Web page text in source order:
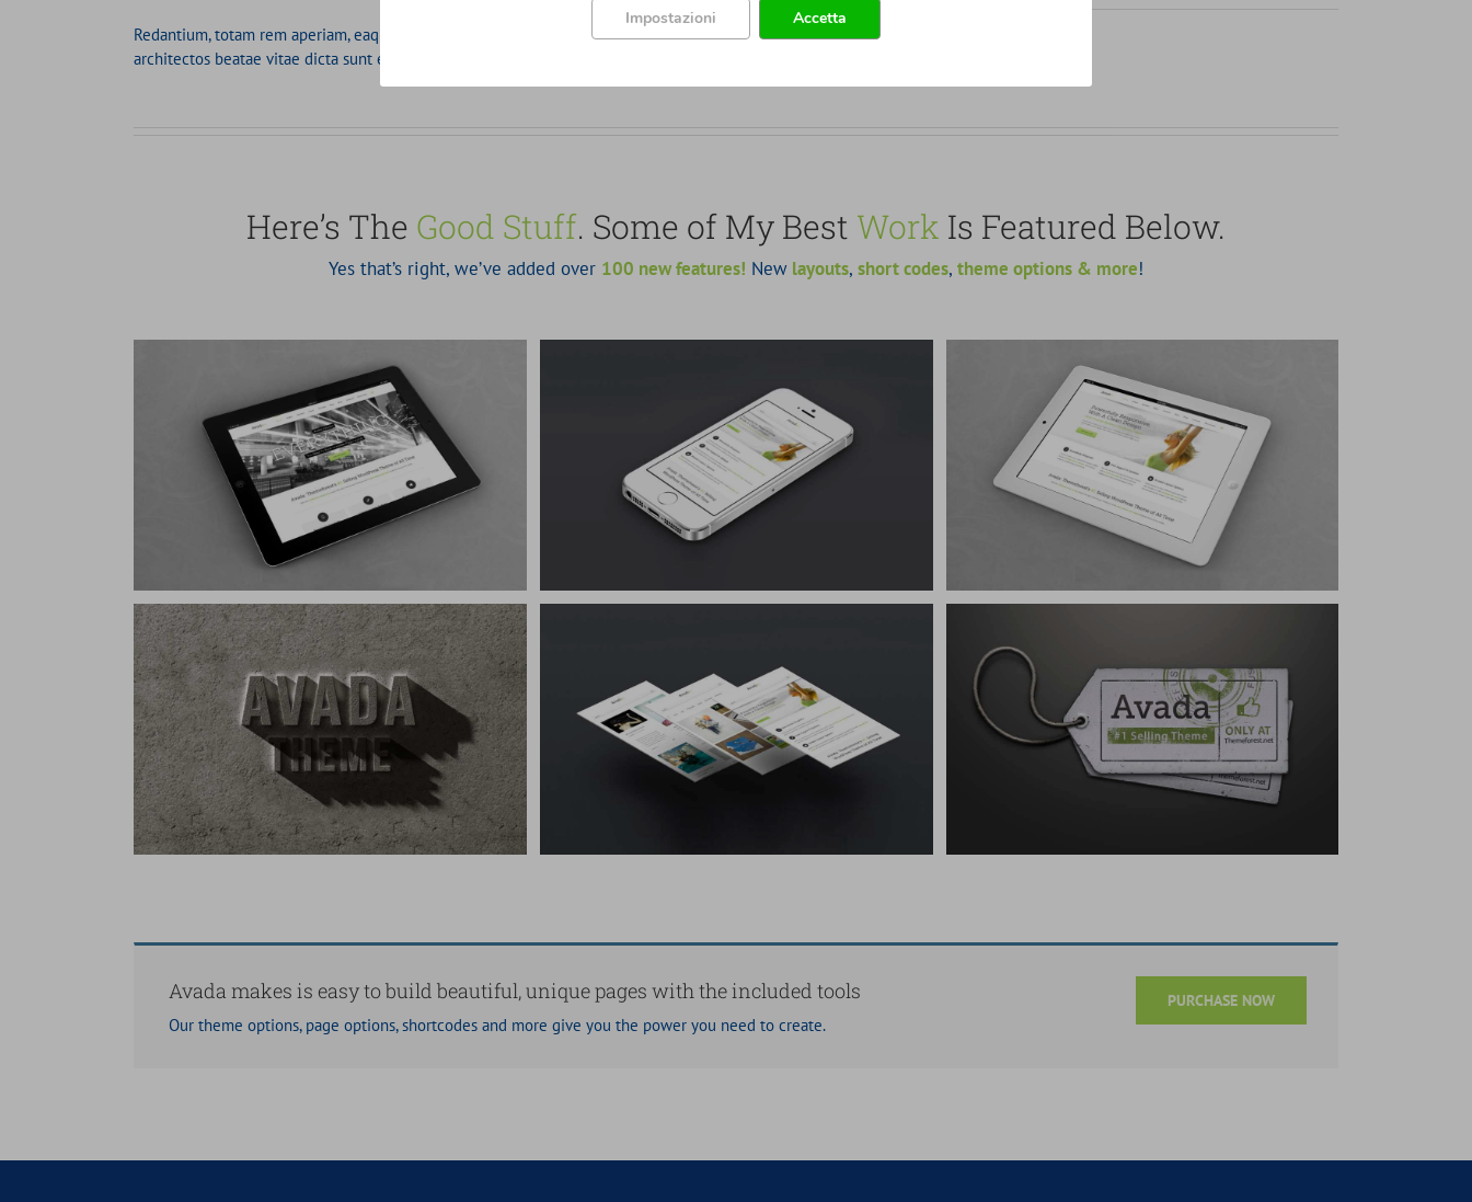
Redantium, totam rem aperiam, eaque ipsa qu ab illo inventore veritatis et quasi
architectos beatae vitae dicta sunt explicabo. Nemo enims sadip ipsums uns.
Here’s The Good Stuff. Some of My Best Work Is Featured Below.
Yes that’s right, we’ve added over 100 new features! New layouts, short codes, theme options & more!
Mauris Fringilla Voluts
Cat 1 Cat 3
Proin Sodales Quam
Cat 1 Cat 3
Curabitur Malada Lorem
Cat 1 Cat 3 Cat 5
Suspende Phara Urna
Cat 2 Cat 3 Cat 4
PURCHASE NOW
Avada makes is easy to build beautiful, unique pages with the included tools
Our theme options, page options, shortcodes and more give you the power you need to create.
Accetta
Impostazioni